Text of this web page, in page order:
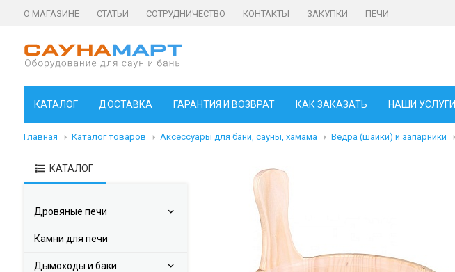
О МАГАЗИНЕ СТАТЬИ СОТРУДНИЧЕСТВО КОНТАКТЫ ЗАКУПКИ ПЕЧИ
КАТАЛОГ ДОСТАВКА ГАРАНТИЯ И ВОЗВРАТ КАК ЗАКАЗАТЬ НАШИ УСЛУГИ
Главная Каталог товаров Аксессуары для бани, сауны, хамама Ведра (шайки) и запарники
КАТАЛОГ
Дровяные печи
Камни для печи
Дымоходы и баки